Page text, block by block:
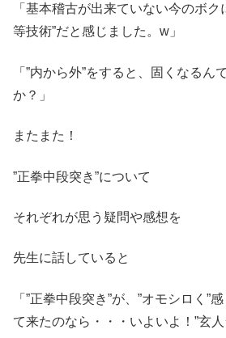
「基本稽古が出来ていない今のボク
等技術”だと感じました。w」
「”内から外”をすると、固くなるん
か？」
またまた！
”正拳中段突き”について
それぞれが思う疑問や感想を
先生に話していると
「”正拳中段突き”が、”オモシロく”
て来たのなら・・・いよいよ！”玄人